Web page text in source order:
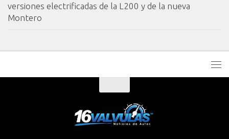
versiones electrificadas de la L200 y de la nueva
Montero